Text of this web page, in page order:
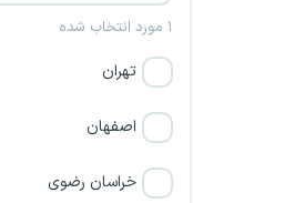
۱ مورد انتخاب شده
تهران
اصفهان
خراسان رضوی